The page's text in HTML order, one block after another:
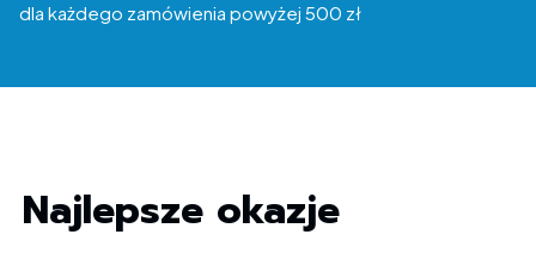
dla każdego zamówienia powyżej 500 zł
Najlepsze okazje